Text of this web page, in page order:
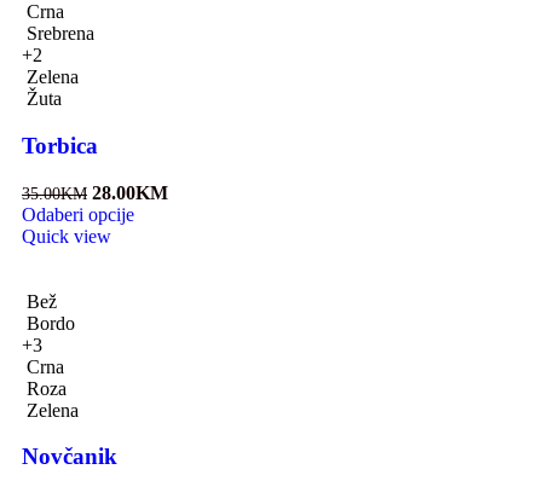
Crna
Srebrena
+2
Zelena
Žuta
Torbica
35.00KM 28.00KM
Odaberi opcije
Quick view
Bež
Bordo
+3
Crna
Roza
Zelena
Novčanik